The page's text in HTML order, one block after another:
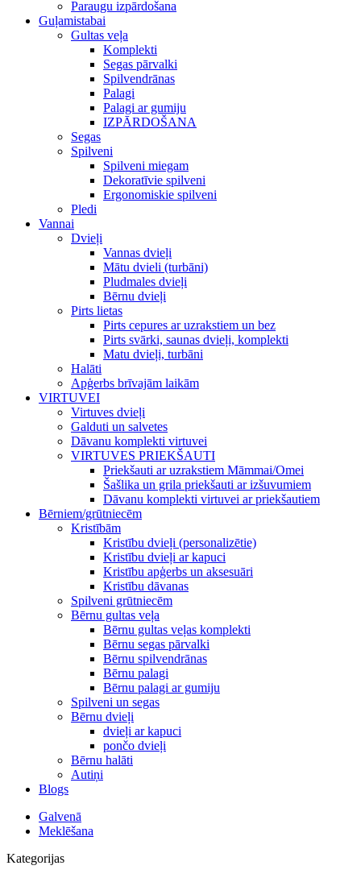
Paraugu izpārdošana
Guļamistabai
Gultas veļa
Komplekti
Segas pārvalki
Spilvendrānas
Palagi
Palagi ar gumiju
IZPĀRDOŠANA
Segas
Spilveni
Spilveni miegam
Dekoratīvie spilveni
Ergonomiskie spilveni
Pledi
Vannai
Dvieļi
Vannas dvieļi
Mātu dvieli (turbāni)
Pludmales dvieļi
Bērnu dvieļi
Pirts lietas
Pirts cepures ar uzrakstiem un bez
Pirts svārki, saunas dvieļi, komplekti
Matu dvieļi, turbāni
Halāti
Apģerbs brīvajām laikām
VIRTUVEI
Virtuves dvieļi
Galduti un salvetes
Dāvanu komplekti virtuvei
VIRTUVES PRIEKŠAUTI
Priekšauti ar uzrakstiem Māmmai/Omei
Šašlika un grila priekšauti ar izšuvumiem
Dāvanu komplekti virtuvei ar priekšautiem
Bērniem/grūtniecēm
Kristībām
Kristību dvieļi (personalizētie)
Kristību dvieļi ar kapuci
Kristību apģerbs un aksesuāri
Kristību dāvanas
Spilveni grūtniecēm
Bērnu gultas veļa
Bērnu gultas veļas komplekti
Bērnu segas pārvalki
Bērnu spilvendrānas
Bērnu palagi
Bērnu palagi ar gumiju
Spilveni un segas
Bērnu dvieļi
dvieļi ar kapuci
pončo dvieļi
Bērnu halāti
Autiņi
Blogs
Galvenā
Meklēšana
Kategorijas